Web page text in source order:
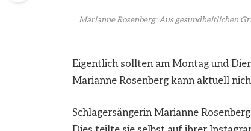
Marianne Rosenberg: Aus gesundheitlichen
Eigentlich sollten am Montag und
Marianne Rosenberg kann aktuell
Schlagersängerin Marianne